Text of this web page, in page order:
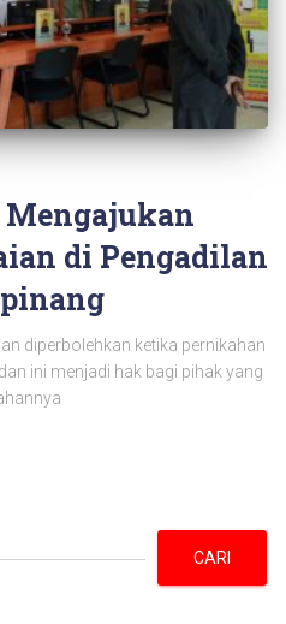
Mengajukan
di Pengadilan
diperbolehkan ketika pernikahan
ini menjadi hak bagi pihak yang
CARI